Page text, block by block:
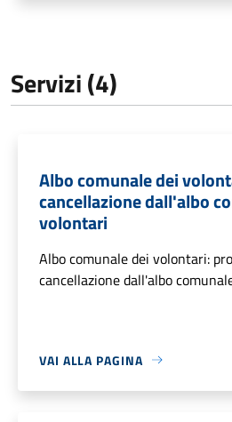
Servizi (4)
Albo comunale dei
cancellazione dall'albo
volontari
Albo comunale dei volontari:
cancellazione dall'albo
VAI ALLA PAGINA